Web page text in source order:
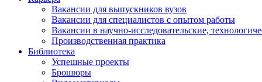
Вакансии для выпускников вузов
Вакансии для специалистов с опытом работы
Вакансии в научно-исследовательские,
Производственная практика
Библиотека
Успешные проекты
Брошюры